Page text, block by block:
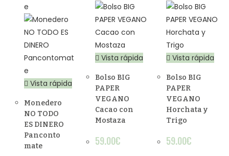
Vista rápida
Monedero
NO TODO
ES DINERO
Panconto
mate
Vista rápida
Bolso BIG
PAPER
VEGANO
Cacao con
Mostaza
59.00€
Vista rápida
Bolso BIG
PAPER
VEGANO
Horchata y
Trigo
59.00€